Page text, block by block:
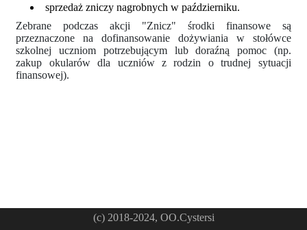
sprzedaż zniczy nagrobnych w październiku.
Zebrane podczas akcji "Znicz" środki finansowe są
przeznaczone na dofinansowanie dożywiania w stołówce
szkolnej uczniom potrzebującym lub doraźną pomoc (np.
zakup okularów dla uczniów z rodzin o trudnej sytuacji
finansowej).
(c) 2018-2024, OO.Cystersi